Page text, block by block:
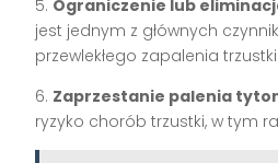
5. Ograniczenie lub
jest jednym z głównych
przewlekłego zapalenia
6. Zaprzestanie palenia
ryzyko chorób trzustki, w tym